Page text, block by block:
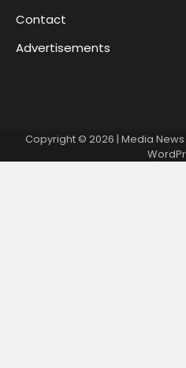
Contact
Advertisements
Copyright © 2026 | Media